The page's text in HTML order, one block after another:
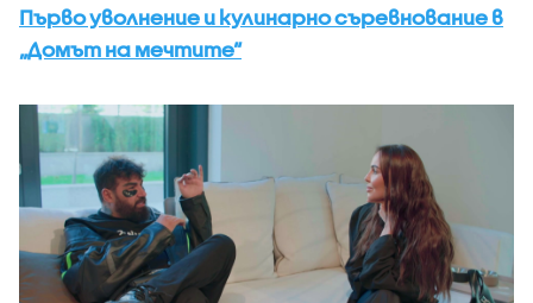
Първо уволнение и кулинарно съревнование в
„Домът на мечтите“